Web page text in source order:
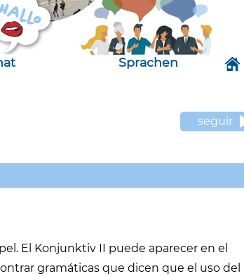
Sprachen
seguir
El Konjunktiv II puede aparecer en el
gramáticas que dicen que el uso del